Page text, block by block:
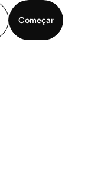
Começar